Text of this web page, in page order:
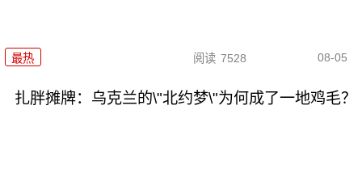
最热 阅读 7528 08-05
扎胖摊牌：乌克兰的\"北约梦\"为何成了一地鸡毛？